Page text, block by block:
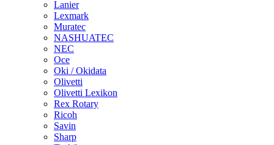
Lanier
Lexmark
Muratec
NASHUATEC
NEC
Oce
Oki / Okidata
Olivetti
Olivetti Lexikon
Rex Rotary
Ricoh
Savin
Sharp